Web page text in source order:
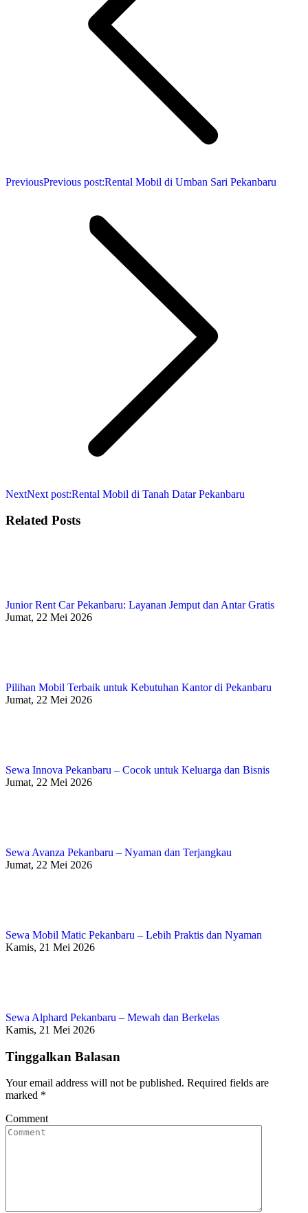
PreviousPrevious post:Rental Mobil di Umban Sari Pekanbaru
NextNext post:Rental Mobil di Tanah Datar Pekanbaru
Related Posts
Junior Rent Car Pekanbaru: Layanan Jemput dan Antar Gratis
Jumat, 22 Mei 2026
Pilihan Mobil Terbaik untuk Kebutuhan Kantor di Pekanbaru
Jumat, 22 Mei 2026
Sewa Innova Pekanbaru – Cocok untuk Keluarga dan Bisnis
Jumat, 22 Mei 2026
Sewa Avanza Pekanbaru – Nyaman dan Terjangkau
Jumat, 22 Mei 2026
Sewa Mobil Matic Pekanbaru – Lebih Praktis dan Nyaman
Kamis, 21 Mei 2026
Sewa Alphard Pekanbaru – Mewah dan Berkelas
Kamis, 21 Mei 2026
Tinggalkan Balasan
Your email address will not be published. Required fields are
marked *
Comment